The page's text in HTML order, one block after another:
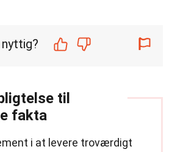
til
fakta
i at levere troværdigt